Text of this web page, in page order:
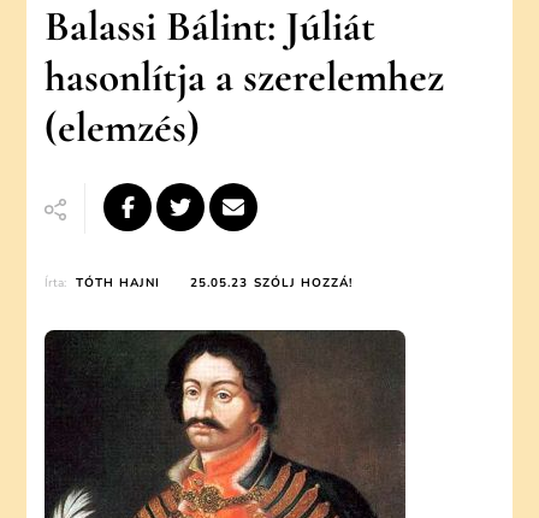
Balassi Bálint: Júliát
hasonlítja a szerelemhez
(elemzés)
Írta: TÓTH HAJNI 25.05.23 SZÓLJ HOZZÁ!